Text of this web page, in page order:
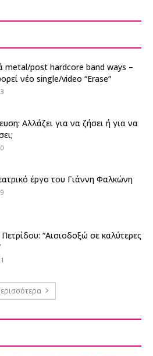
metal/post hardcore band ways –
νέο single/video “Erase”
Αλλάζει για να ζήσει ή για να
έργο του Γιάννη Φαλκώνη
“Αισιοδοξώ σε καλύτερες